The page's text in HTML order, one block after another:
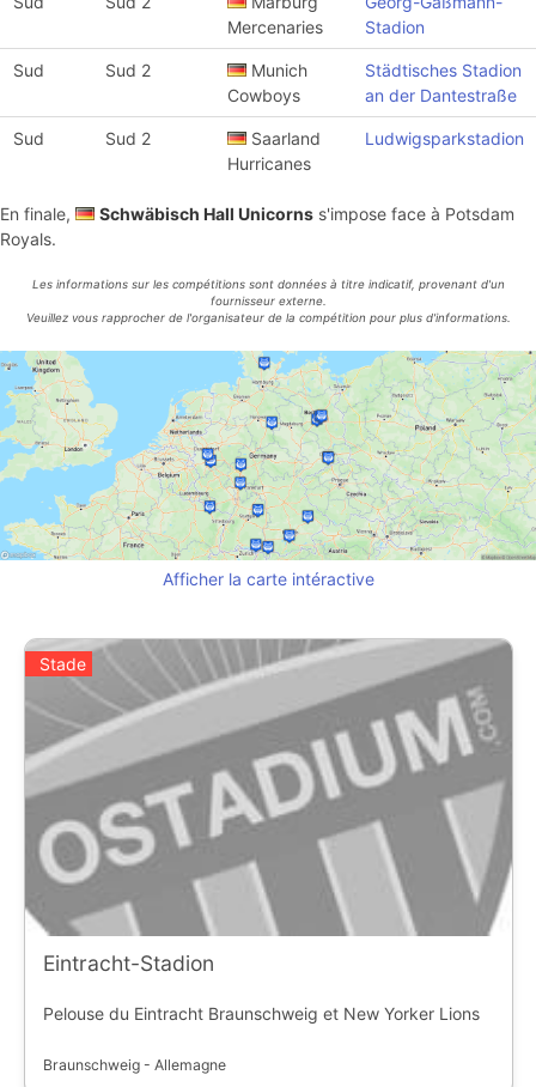
Mercenaries
Stadion
Sud Sud 2
Munich
Cowboys
Städtisches Stadion
an der Dantestraße
Sud Sud 2
Saarland
Hurricanes
Ludwigsparkstadion
En finale, Schwäbisch Hall Unicorns s'impose face à Potsdam
Royals.
Les informations sur les compétitions sont données à titre indicatif, provenant d'un
fournisseur externe.
Veuillez vous rapprocher de l'organisateur de la compétition pour plus d'informations.
Afficher la carte intéractive
Stade
Eintracht-Stadion
Pelouse du Eintracht Braunschweig et New Yorker Lions
Braunschweig - Allemagne